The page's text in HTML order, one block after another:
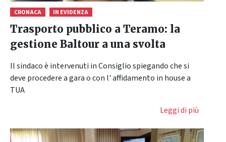
CRONACA IN EVIDENZA
Trasporto pubblico a Teramo: la
gestione Baltour a una svolta
Il sindaco è intervenuti in Consiglio spiegando che si
deve procedere a gara o con l' affidamento in house a
TUA
Leggi di più